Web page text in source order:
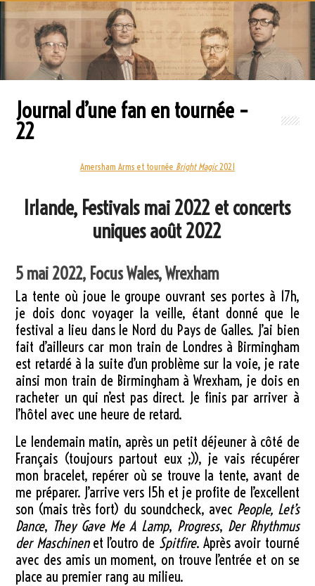
Journal d’une fan en tournée –
22
Amersham Arms et tournée Bright Magic2021
Irlande, Festivals mai 2022 et concerts
uniques août 2022
5 mai 2022, Focus Wales, Wrexham
La tente où joue le groupe ouvrant ses portes à 17h,
je dois donc voyager la veille, étant donné que le
festival a lieu dans le Nord du Pays de Galles. J’ai bien
fait d’ailleurs car mon train de Londres à Birmingham
est retardé à la suite d’un problème sur la voie, je rate
ainsi mon train de Birmingham à Wrexham, je dois en
racheter un qui n’est pas direct. Je finis par arriver à
l’hôtel avec une heure de retard.
Le lendemain matin, après un petit déjeuner à côté de
Français (toujours partout eux ;)), je vais récupérer
mon bracelet, repérer où se trouve la tente, avant de
me préparer. J’arrive vers 15h et je profite de l’excellent
son (mais très fort) du soundcheck, avec People, Let’s
Dance, They Gave Me A Lamp, Progress, Der Rhythmus
der Maschinenet l’outro de Spitfire. Après avoir tourné
avec des amis un moment, on trouve l’entrée et on se
place au premier rang au milieu.